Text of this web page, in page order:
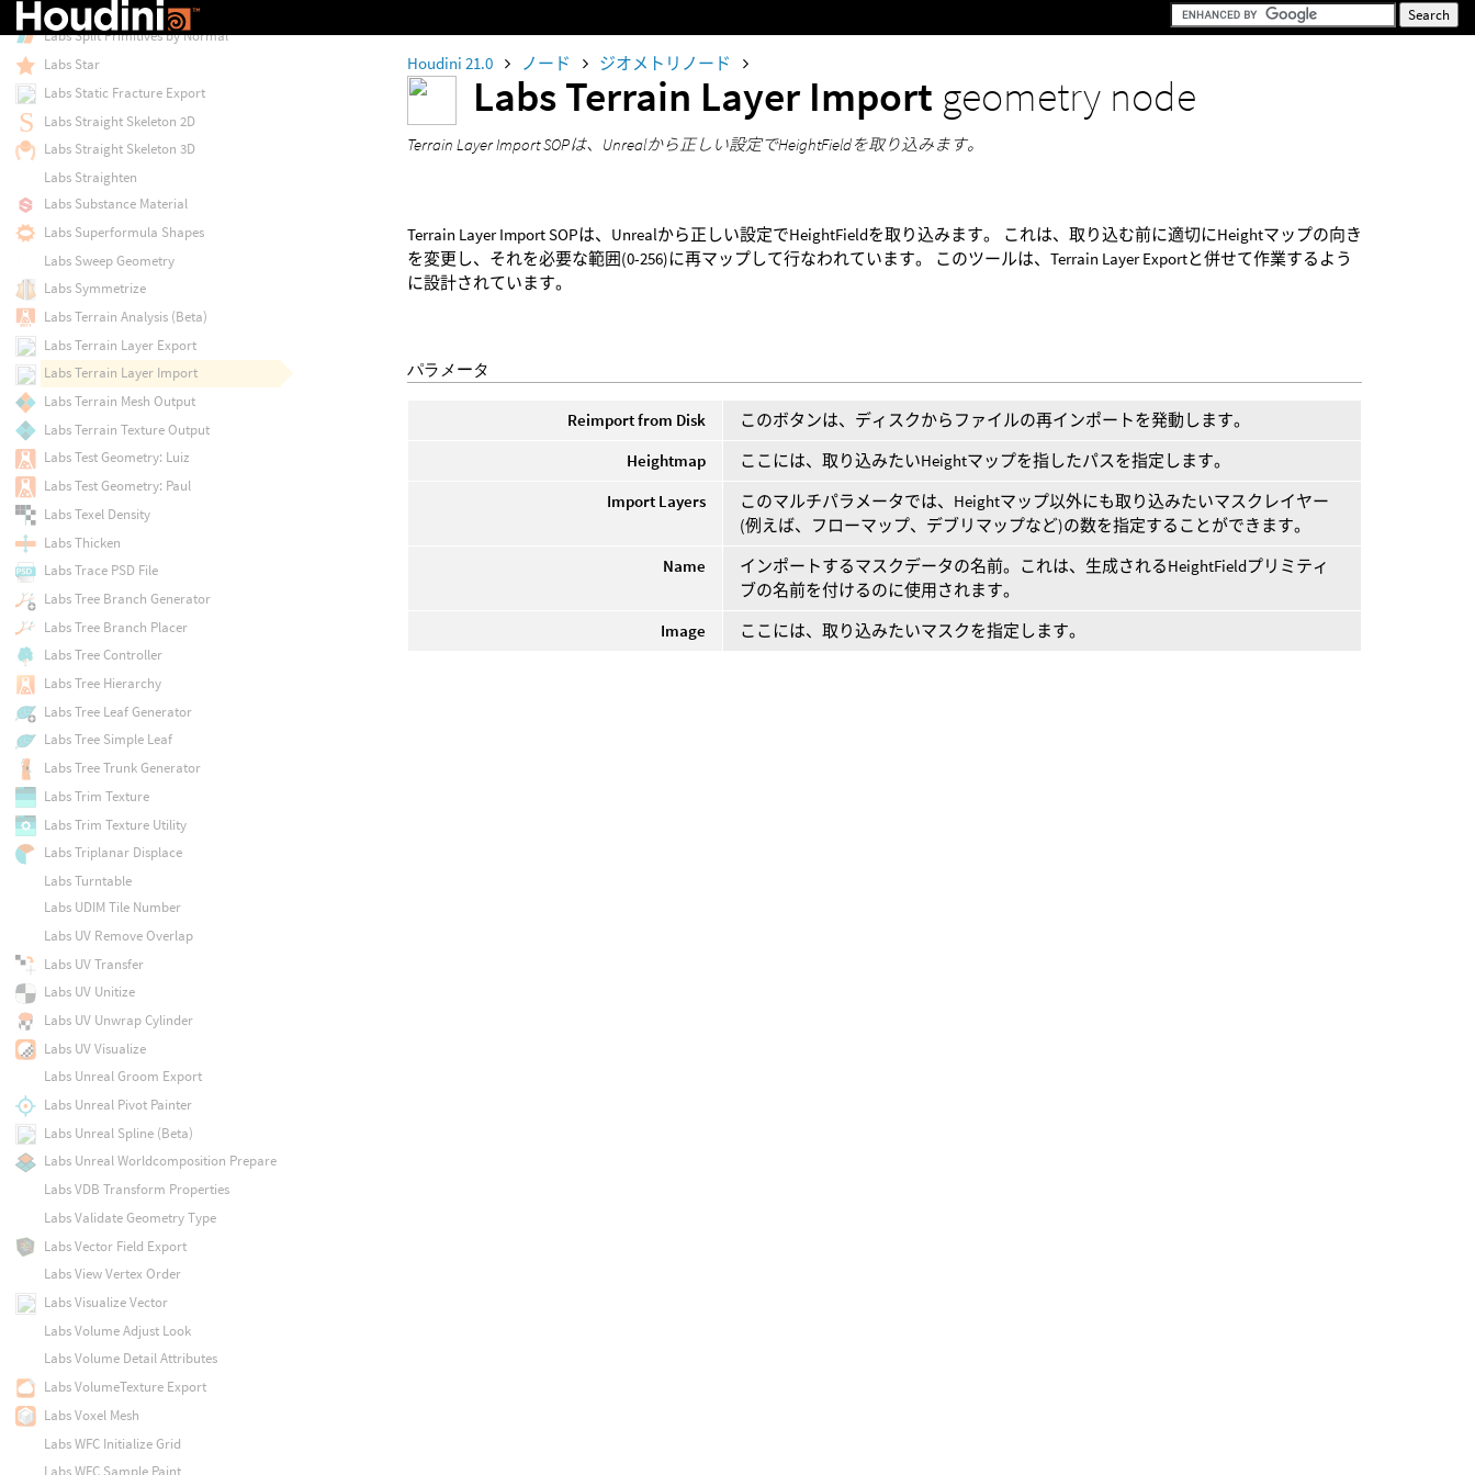
Houdini 21.0 ノード ジオメトリノード
Labs Terrain Layer Import geometry node
Terrain Layer Import SOPは、Unrealから正しい設定でHeightFieldを取り込みます。
Terrain Layer Import SOPは、Unrealから正しい設定でHeightFieldを取り込みます。 これは、取り込む前に適切にHeightマップの向き
を変更し、それを必要な範囲(0-256)に再マップして行なわれています。 このツールは、Terrain Layer Exportと併せて作業するよう
に設計されています。
パラメータ
Reimport from Disk
このボタンは、ディスクからファイルの再インポートを発動します。
Heightmap
ここには、取り込みたいHeightマップを指したパスを指定します。
Import Layers
このマルチパラメータでは、Heightマップ以外にも取り込みたいマスクレイヤー
(例えば、フローマップ、デブリマップなど)の数を指定することができます。
Name
インポートするマスクデータの名前。これは、生成されるHeightFieldプリミティ
ブの名前を付けるのに使用されます。
Image
ここには、取り込みたいマスクを指定します。
Labs Splatter
Labs Split Primitives by Normal
Labs Star
Labs Static Fracture Export
Labs Straight Skeleton 2D
Labs Straight Skeleton 3D
Labs Straighten
Labs Substance Material
Labs Superformula Shapes
Labs Sweep Geometry
Labs Symmetrize
Labs Terrain Analysis (Beta)
Labs Terrain Layer Export
Labs Terrain Layer Import
Labs Terrain Mesh Output
Labs Terrain Texture Output
Labs Test Geometry: Luiz
Labs Test Geometry: Paul
Labs Texel Density
Labs Thicken
Labs Trace PSD File
Labs Tree Branch Generator
Labs Tree Branch Placer
Labs Tree Controller
Labs Tree Hierarchy
Labs Tree Leaf Generator
Labs Tree Simple Leaf
Labs Tree Trunk Generator
Labs Trim Texture
Labs Trim Texture Utility
Labs Triplanar Displace
Labs Turntable
Labs UDIM Tile Number
Labs UV Remove Overlap
Labs UV Transfer
Labs UV Unitize
Labs UV Unwrap Cylinder
Labs UV Visualize
Labs Unreal Groom Export
Labs Unreal Pivot Painter
Labs Unreal Spline (Beta)
Labs Unreal Worldcomposition Prepare
Labs VDB Transform Properties
Labs Validate Geometry Type
Labs Vector Field Export
Labs View Vertex Order
Labs Visualize Vector
Labs Volume Adjust Look
Labs Volume Detail Attributes
Labs VolumeTexture Export
Labs Voxel Mesh
Labs WFC Initialize Grid